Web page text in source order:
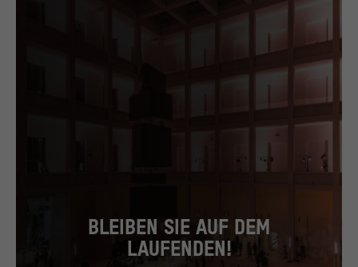
BLEIBEN SIE AUF DEM
LAUFENDEN!